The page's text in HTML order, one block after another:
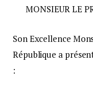
MONSIEUR LE
Son Excellence
République a
: